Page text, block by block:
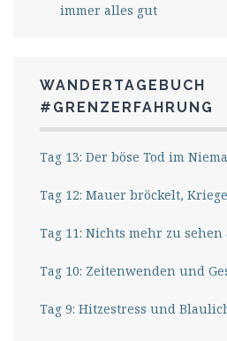
immer alles gut
WANDERTAGEBUCH
#GRENZERFAHRUNG
Tag 13: Der böse Tod im
Tag 12: Mauer bröckelt,
Tag 11: Nichts mehr zu
Tag 10: Zeitenwenden und
Tag 9: Hitzestress und